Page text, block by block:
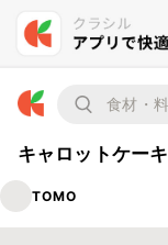
キャロットケーキ
TOMO